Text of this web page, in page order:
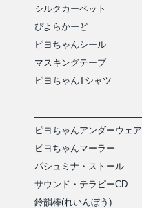
シルクカーペット
ぴよらかーど
ピヨちゃんシール
マスキングテープ
ピヨちゃんTシャツ
ピヨちゃんアンダーウェア
ピヨちゃんマーラー
パシュミナ・ストール
サウンド・テラピーCD
鈴韻棒(れいんぼう)